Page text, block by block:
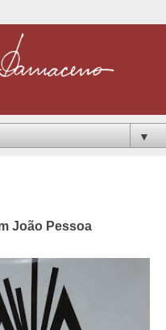
▼
João Pessoa